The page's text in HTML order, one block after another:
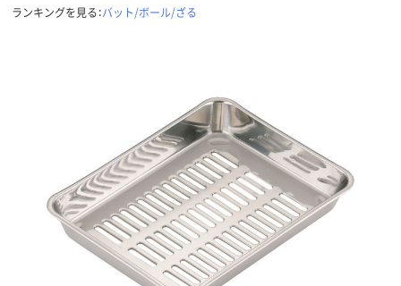
ランキングを見る：バット/ボール/ざる